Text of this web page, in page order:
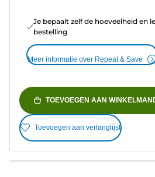
Je bepaalt zelf de hoeveelheid en
bestelling
Meer informatie over Repeat & Save
TOEVOEGEN AAN
Toevoegen aan verlanglijst